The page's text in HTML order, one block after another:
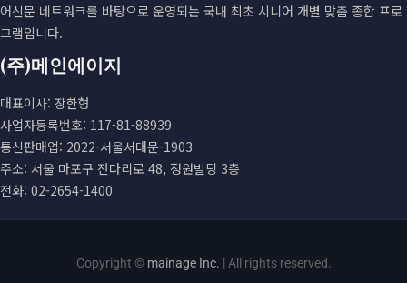
어신문 네트워크를 바탕으로 운영되는 국내 최초 시니어 개별 맞춤 종합 프로
그램입니다.
(주)메인에이지
대표이사: 장한형
사업자등록번호: 117-81-88939
통신판매업: 2022-서울서대문-1903
주소: 서울 마포구 잔다리로 48, 정원빌딩 3층
전화: 02-2654-1400
Copyright © mainage Inc. | All rights reserved.